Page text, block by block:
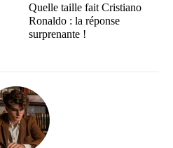
Quelle taille fait Cristiano
Ronaldo : la réponse
surprenante !